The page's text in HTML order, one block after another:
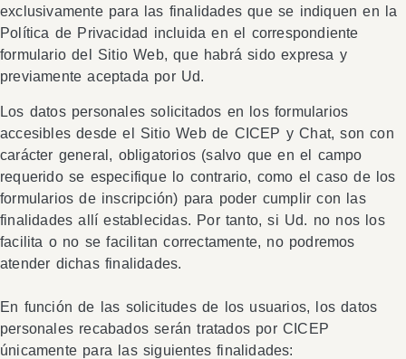
exclusivamente para las finalidades que se indiquen en la
Política de Privacidad incluida en el correspondiente
formulario del Sitio Web, que habrá sido expresa y
previamente aceptada por Ud.
Los datos personales solicitados en los formularios
accesibles desde el Sitio Web de CICEP y Chat, son con
carácter general, obligatorios (salvo que en el campo
requerido se especifique lo contrario, como el caso de los
formularios de inscripción) para poder cumplir con las
finalidades allí establecidas. Por tanto, si Ud. no nos los
facilita o no se facilitan correctamente, no podremos
atender dichas finalidades.
En función de las solicitudes de los usuarios, los datos
personales recabados serán tratados por CICEP
únicamente para las siguientes finalidades: